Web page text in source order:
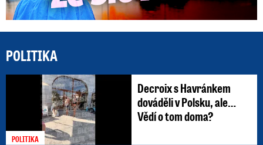
POLITIKA
POLITIKA
Decroix s Havránkem
dováděli v Polsku, ale…
Vědí o tom doma?